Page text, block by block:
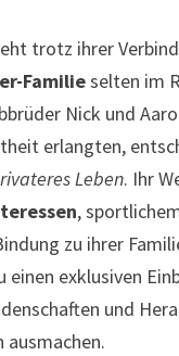
trotz ihrer
Familieselten im
Nick und
erlangten,
Leben. Ihr
,
zu ihrer
exklusiven
und
ausmachen.